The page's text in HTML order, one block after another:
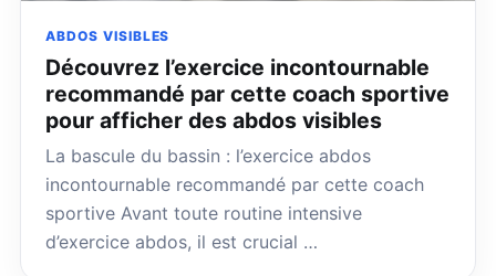
ABDOS VISIBLES
Découvrez l’exercice incontournable
recommandé par cette coach sportive
pour afficher des abdos visibles
La bascule du bassin : l’exercice abdos
incontournable recommandé par cette coach
sportive Avant toute routine intensive
d’exercice abdos, il est crucial …